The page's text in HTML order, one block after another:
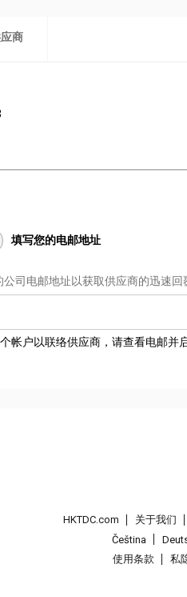
商
填写您的电邮地址
公司电邮地址以获取供应商的迅速回
帐户以联络供应商，请查看电邮并
HKTDC.com 关于我们
Čeština
使用条款
私